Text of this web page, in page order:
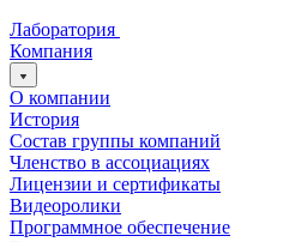
Лаборатория
Компания
О компании
История
Состав группы компаний
Членство в ассоциациях
Лицензии и сертификаты
Видеоролики
Программное обеспечение